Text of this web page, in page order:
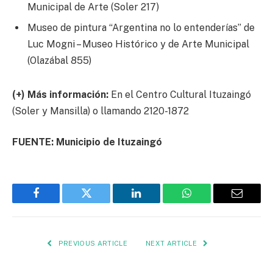
Municipal de Arte (Soler 217)
Museo de pintura “Argentina no lo entenderías” de
Luc Mogni – Museo Histórico y de Arte Municipal
(Olazábal 855)
(+) Más información: En el Centro Cultural Ituzaingó
(Soler y Mansilla) o llamando 2120-1872
FUENTE: Municipio de Ituzaingó
Facebook Twitter LinkedIn WhatsApp Email
PREVIOUS ARTICLE NEXT ARTICLE